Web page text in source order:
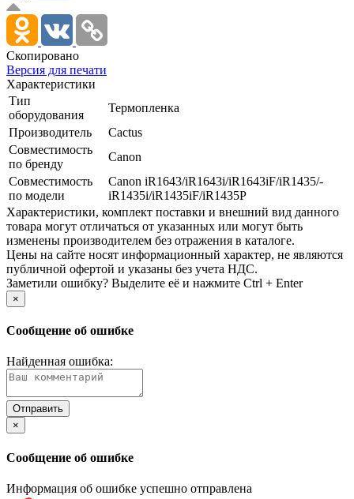
Скопировано
Версия для печати
Характеристики
Тип
оборудования
Термопленка
Производитель
Cactus
Совместимость
по бренду
Canon
Совместимость
по модели
Canon iR1643/­iR1643i/­iR1643iF/­iR1435/­
iR1435i/­iR1435iF/­iR1435P
Xарактеристики, комплект поставки и внешний вид данного
товара могут отличаться от указанных или могут быть
изменены производителем без отражения в каталоге.
Цены на сайте носят информационный характер, не являются
публичной офертой и указаны без учета НДС.
Заметили ошибку? Выделите её и нажмите Ctrl + Enter
×
Сообщение об ошибке
Найденная ошибка:
×
Сообщение об ошибке
Информация об ошибке успешно отправлена